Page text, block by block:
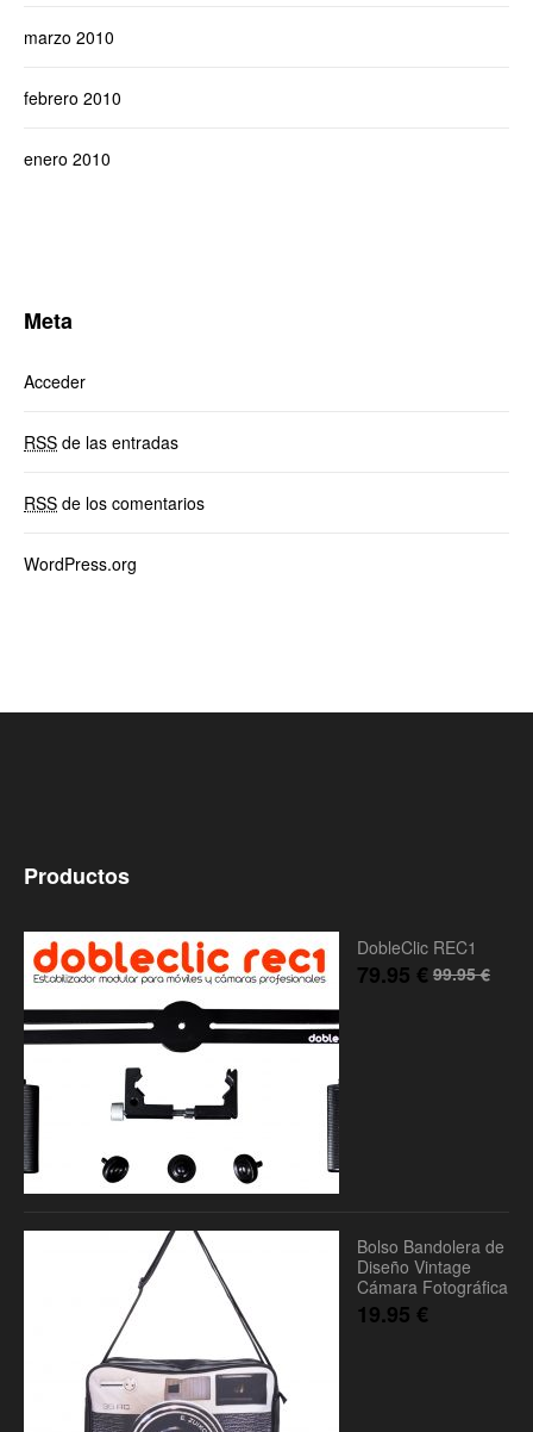
marzo 2010
febrero 2010
enero 2010
Meta
Acceder
RSS de las entradas
RSS de los comentarios
WordPress.org
Productos
DobleClic REC1
99.95€
79.95 €
Bolso Bandolera de
Diseño Vintage
Cámara Fotográfica
19.95 €